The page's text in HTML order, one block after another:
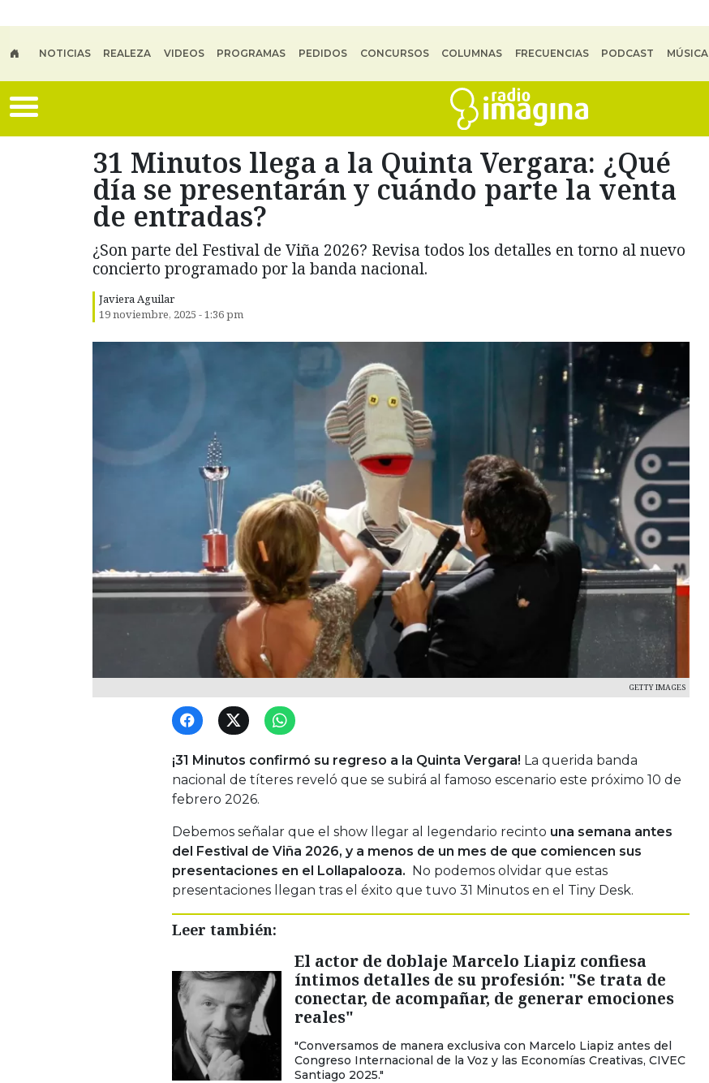
NOTICIAS REALEZA VIDEOS PROGRAMAS PEDIDOS CONCURSOS COLUMNAS FRECUENCIAS PODCAST MÚSICA
31 Minutos llega a la Quinta Vergara: ¿Qué
día se presentarán y cuándo parte la venta
de entradas?
¿Son parte del Festival de Viña 2026? Revisa todos los detalles en torno al nuevo
concierto programado por la banda nacional.
Javiera Aguilar
19 noviembre, 2025 - 1:36 pm
GETTY IMAGES
¡31 Minutos confirmó su regreso a la Quinta Vergara! La querida banda
nacional de títeres reveló que se subirá al famoso escenario este próximo 10 de
febrero 2026.
Debemos señalar que el show llegar al legendario recinto una semana antes
del Festival de Viña 2026, y a menos de un mes de que comiencen sus
presentaciones en el Lollapalooza. No podemos olvidar que estas
presentaciones llegan tras el éxito que tuvo 31 Minutos en el Tiny Desk.
Leer también:
El actor de doblaje Marcelo Liapiz confiesa
íntimos detalles de su profesión: "Se trata de
conectar, de acompañar, de generar emociones
reales"
"Conversamos de manera exclusiva con Marcelo Liapiz antes del
Congreso Internacional de la Voz y las Economías Creativas, CIVEC
Santiago 2025."